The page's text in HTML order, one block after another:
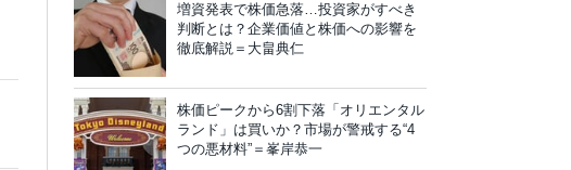
増資発表で株価急落…投資家がすべき
判断とは？企業価値と株価への影響を
徹底解説＝大畠典仁
株価ピークから6割下落「オリエンタル
ランド」は買いか？市場が警戒する“4
つの悪材料”＝峯岸恭一